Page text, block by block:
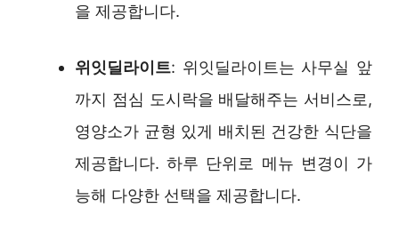
을 제공합니다.
위잇딜라이트: 위잇딜라이트는 사무실 앞
까지 점심 도시락을 배달해주는 서비스로,
영양소가 균형 있게 배치된 건강한 식단을
제공합니다. 하루 단위로 메뉴 변경이 가
능해 다양한 선택을 제공합니다.